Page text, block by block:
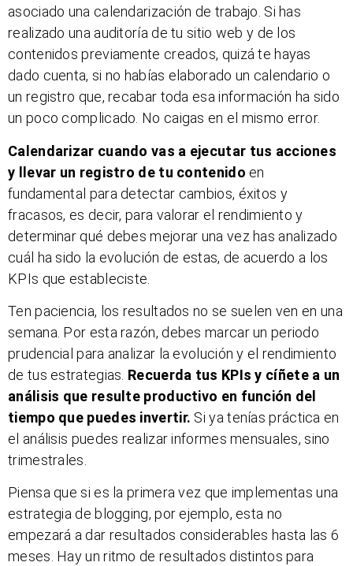
asociado una calendarización de trabajo. Si has
realizado una auditoría de tu sitio web y de los
contenidos previamente creados, quizá te hayas
dado cuenta, si no habías elaborado un calendario o
un registro que, recabar toda esa información ha sido
un poco complicado. No caigas en el mismo error.
Calendarizar cuando vas a ejecutar tus acciones
y llevar un registro de tu contenido en
fundamental para detectar cambios, éxitos y
fracasos, es decir, para valorar el rendimiento y
determinar qué debes mejorar una vez has analizado
cuál ha sido la evolución de estas, de acuerdo a los
KPIs que estableciste.
Ten paciencia, los resultados no se suelen ven en una
semana. Por esta razón, debes marcar un periodo
prudencial para analizar la evolución y el rendimiento
de tus estrategias. Recuerda tus KPIs y cíñete a un
análisis que resulte productivo en función del
tiempo que puedes invertir. Si ya tenías práctica en
el análisis puedes realizar informes mensuales, sino
trimestrales.
Piensa que si es la primera vez que implementas una
estrategia de blogging, por ejemplo, esta no
empezará a dar resultados considerables hasta las 6
meses. Hay un ritmo de resultados distintos para